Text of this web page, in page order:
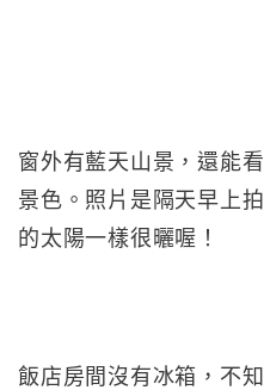
窗外有藍天山景，還能
景色。照片是隔天早上
的太陽一樣很曬喔！
飯店房間沒有冰箱，不